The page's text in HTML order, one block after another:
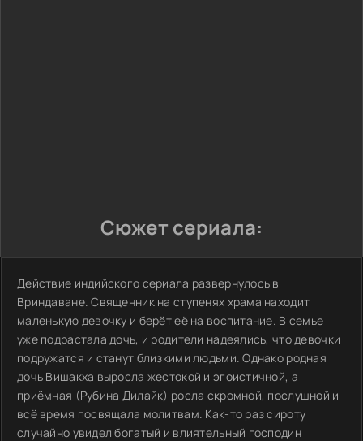
Сюжет сериала:
Действие индийского сериала развернулось в
Вриндаване. Священник на ступенях храма находит
маленькую девочку и берёт её на воспитание. В семье
уже подрастала дочь, и родители надеялись, что девочки
подружатся и станут близкими людьми. Однако родная
дочь Вишакха выросла жестокой и эгоистичной, а
приёмная (Рубина Дилайк) росла скромной, послушной и
всё время посвящала молитвам. Как-то раз сироту
случайно увидел богатый и влиятельный господин